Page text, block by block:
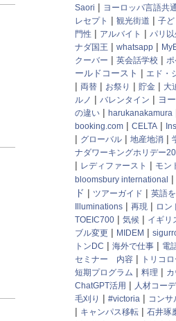
Saori | ヨーロッパ言語共
レセプト | 観光街道 | 子ど
門性 | アルバイト | パリ
ナダ国王 | whatsapp |
クーバー | 英会話学校 | ポ
ールドコースト | エド・
| 両替 | お祭り | 貯金 | 大
ルノ | バレンタイン | ヨ
の違い | harukanakamura
booking.com | CELTA |
| グローバル | 地産地消 |
ナダワーキングホリデー
| レディファースト | モン
bloomsbury international |
ド | ツアーガイド | 英語
Illuminations | 再現 | ロン
TOEIC700 | 気候 | イギリ
ブル変更 | MIDEM |
トンDC | 海外で仕事 | 電
セミナー 内容 | トリコ
短期プログラム | 料理 |
ChatGPT活用 | 人材コー
毛刈り | #victoria | コンサ
| キャンパス移転 | 石井琢